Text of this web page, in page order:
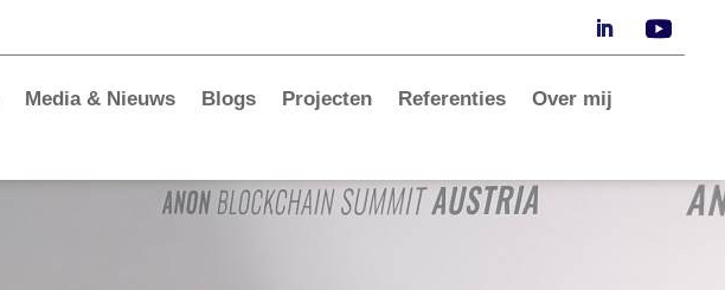
Media & Nieuws Blogs Projecten Referenties
Over mij